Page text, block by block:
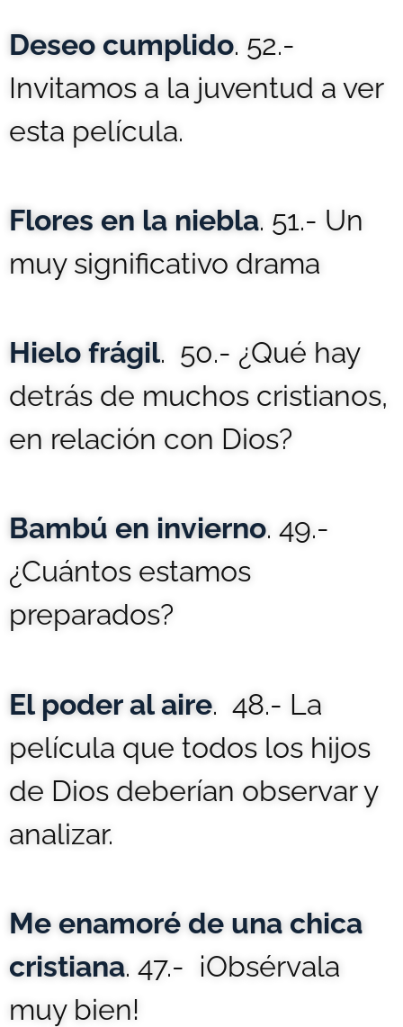
Deseo cumplido. 52.-
Invitamos a la juventud a ver
esta película.
Flores en la niebla. 51.- Un
muy significativo drama
Hielo frágil. 50.- ¿Qué hay
detrás de muchos cristianos,
en relación con Dios?
Bambú en invierno. 49.-
¿Cuántos estamos
preparados?
El poder al aire. 48.- La
película que todos los hijos
de Dios deberían observar y
analizar.
Me enamoré de una chica
cristiana. 47.- ¡Obsérvala
muy bien!